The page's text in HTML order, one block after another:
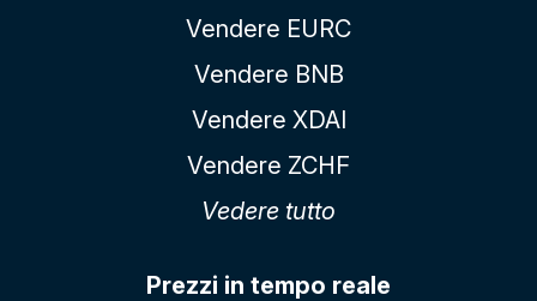
Vendere EURC
Vendere BNB
Vendere XDAI
Vendere ZCHF
Vedere tutto
Prezzi in tempo reale